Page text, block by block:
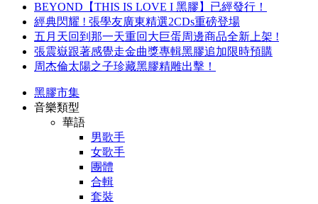
BEYOND【THIS IS LOVE I 黑膠】已經發行！
經典閃耀 ! 張學友廣東精選2CDs重磅登場
五月天回到那一天重回大巨蛋周邊商品全新上架 !
張震嶽跟著感覺走金曲獎專輯黑膠追加限時預購
周杰倫太陽之子珍藏黑膠精雕出擊！
黑膠市集
音樂類型
華語
男歌手
女歌手
團體
合輯
套裝